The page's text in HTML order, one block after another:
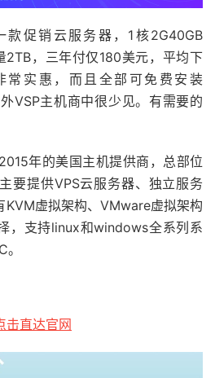
款促销云服务器，1核2G40GB
2TB，三年付仅180美元，平均下
常实惠，而且全部可免费安装
VSP主机商中很少见。有需要的
年的美国主机提供商，总部位
要提供VPS云服务器、独立服务
KVM虚拟架构、VMware虚拟架构
，支持linux和windows全系列系
击直达官网